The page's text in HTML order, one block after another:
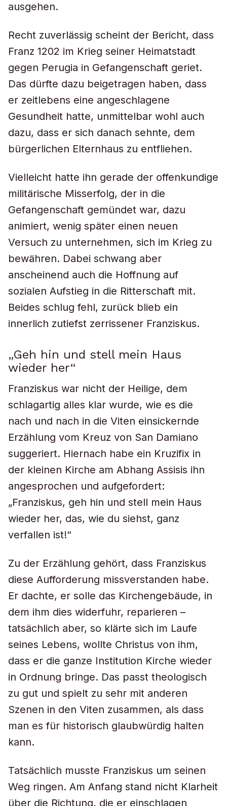
ausgehen.
Recht zuverlässig scheint der Bericht, dass
Franz 1202 im Krieg seiner Heimatstadt
gegen Perugia in Gefangenschaft geriet.
Das dürfte dazu beigetragen haben, dass
er zeitlebens eine angeschlagene
Gesundheit hatte, unmittelbar wohl auch
dazu, dass er sich danach sehnte, dem
bürgerlichen Elternhaus zu entfliehen.
Vielleicht hatte ihn gerade der offenkundige
militärische Misserfolg, der in die
Gefangenschaft gemündet war, dazu
animiert, wenig später einen neuen
Versuch zu unternehmen, sich im Krieg zu
bewähren. Dabei schwang aber
anscheinend auch die Hoffnung auf
sozialen Aufstieg in die Ritterschaft mit.
Beides schlug fehl, zurück blieb ein
innerlich zutiefst zerrissener Franziskus.
„Geh hin und stell mein Haus
wieder her“
Franziskus war nicht der Heilige, dem
schlagartig alles klar wurde, wie es die
nach und nach in die Viten einsickernde
Erzählung vom Kreuz von San Damiano
suggeriert. Hiernach habe ein Kruzifix in
der kleinen Kirche am Abhang Assisis ihn
angesprochen und aufgefordert:
„Franziskus, geh hin und stell mein Haus
wieder her, das, wie du siehst, ganz
verfallen ist!“
Zu der Erzählung gehört, dass Franziskus
diese Aufforderung missverstanden habe.
Er dachte, er solle das Kirchengebäude, in
dem ihm dies widerfuhr, reparieren –
tatsächlich aber, so klärte sich im Laufe
seines Lebens, wollte Christus von ihm,
dass er die ganze Institution Kirche wieder
in Ordnung bringe. Das passt theologisch
zu gut und spielt zu sehr mit anderen
Szenen in den Viten zusammen, als dass
man es für historisch glaubwürdig halten
kann.
Tatsächlich musste Franziskus um seinen
Weg ringen. Am Anfang stand nicht Klarheit
über die Richtung, die er einschlagen